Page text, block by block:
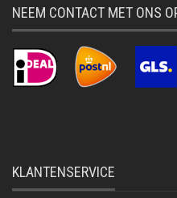
NEEM CONTACT MET ONS
KLANTENSERVICE